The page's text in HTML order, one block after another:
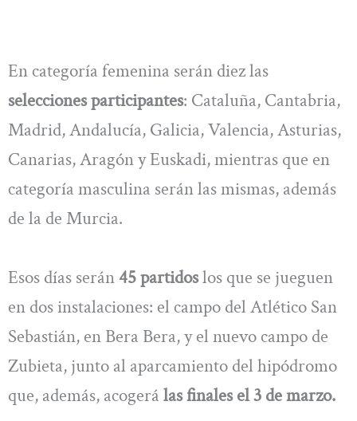
En categoría femenina serán diez las
selecciones participantes: Cataluña, Cantabria,
Madrid, Andalucía, Galicia, Valencia, Asturias,
Canarias, Aragón y Euskadi, mientras que en
categoría masculina serán las mismas, además
de la de Murcia.
Esos días serán 45 partidoslos que se jueguen
en dos instalaciones: el campo del Atlético San
Sebastián, en Bera Bera, y el nuevo campo de
Zubieta, junto al aparcamiento del hipódromo
que, además, acogerá las finales el 3 de marzo.